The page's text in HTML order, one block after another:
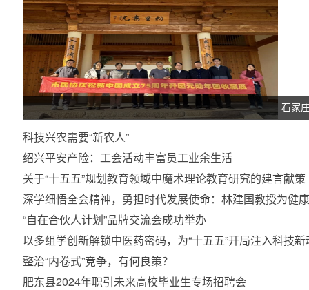
石家
科技兴农需要“新农人”
绍兴平安产险：工会活动丰富员工业余生活
关于“十五五”规划教育领域中魔术理论教育研究的建言献策
深学细悟全会精神，勇担时代发展使命：林建国教授为健
“自在合伙人计划”品牌交流会成功举办
以多组学创新解锁中医药密码，为“十五五”开局注入科
整治“内卷式”竞争，有何良策？
肥东县2024年职引未来高校毕业生专场招聘会